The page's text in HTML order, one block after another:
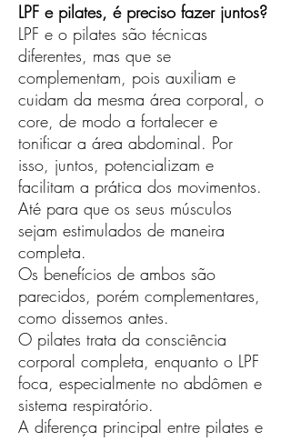
LPF e pilates, é preciso fazer juntos?
LPF e o pilates são técnicas
diferentes, mas que se
complementam, pois auxiliam e
cuidam da mesma área corporal, o
core, de modo a fortalecer e
tonificar a área abdominal. Por
isso, juntos, potencializam e
facilitam a prática dos movimentos.
Até para que os seus músculos
sejam estimulados de maneira
completa.
Os benefícios de ambos são
parecidos, porém complementares,
como dissemos antes.
O pilates trata da consciência
corporal completa, enquanto o LPF
foca, especialmente no abdômen e
sistema respiratório.
A diferença principal entre pilates e